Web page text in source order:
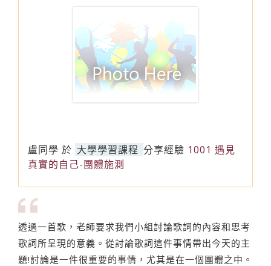
盧同學 於 大學學習課程 分享經驗 1001 遇見
真實的自己-團體施測
透過一首歌，老師要求我們小組討論歌詞的內容和思考
歌詞所呈現的意義。從討論歌詞這件事情帶出今天的主
題!討論是一件很重要的事情，尤其是在一個團體之中。